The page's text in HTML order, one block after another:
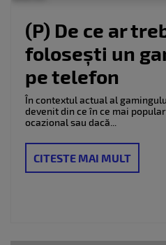
(P) De ce ar
folosești un
pe telefon
În contextul actual al
devenit din ce în ce mai
ocazional sau dacă...
CITESTE MAI MULT